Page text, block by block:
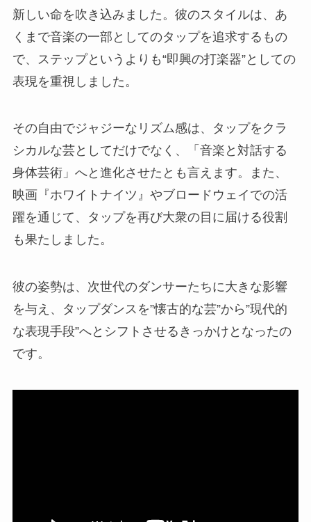
新しい命を吹き込みました。彼のスタイルは、あ
くまで音楽の一部としてのタップを追求するもの
で、ステップというよりも“即興の打楽器”としての
表現を重視しました。
その自由でジャジーなリズム感は、タップをクラ
シカルな芸としてだけでなく、「音楽と対話する
身体芸術」へと進化させたとも言えます。また、
映画『ホワイトナイツ』やブロードウェイでの活
躍を通じて、タップを再び大衆の目に届ける役割
も果たしました。
彼の姿勢は、次世代のダンサーたちに大きな影響
を与え、タップダンスを”懐古的な芸”から”現代的
な表現手段”へとシフトさせるきっかけとなったの
です。